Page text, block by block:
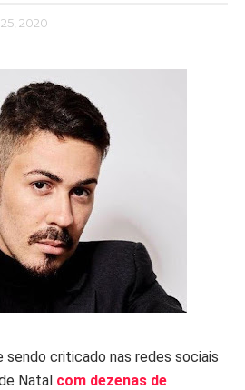
2020
sendo criticado nas redes sociais
Natal com dezenas de